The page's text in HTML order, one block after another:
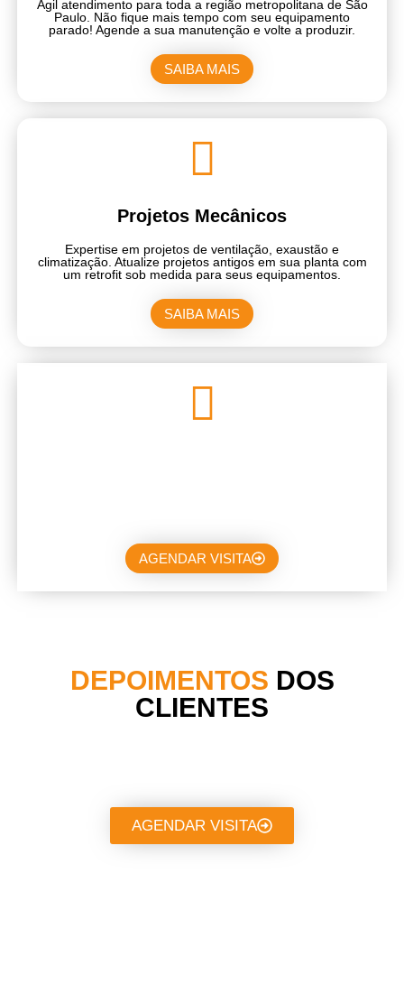
Ágil atendimento para toda a região metropolitana de São
Paulo. Não fique mais tempo com seu equipamento
parado! Agende a sua manutenção e volte a produzir.
SAIBA MAIS
Projetos Mecânicos
Expertise em projetos de ventilação, exaustão e
climatização. Atualize projetos antigos em sua planta com
um retrofit sob medida para seus equipamentos.
SAIBA MAIS
AGENDAR VISITA
DEPOIMENTOS DOS
CLIENTES
AGENDAR VISITA